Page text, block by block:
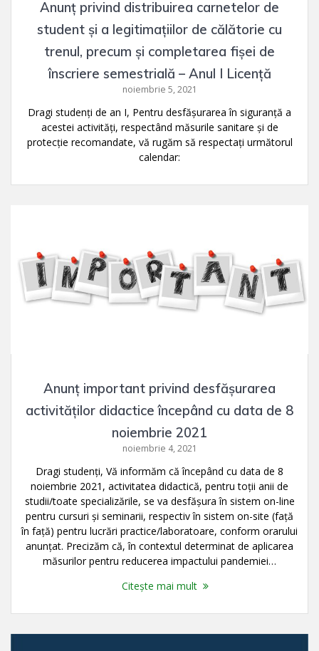
Anunț privind distribuirea carnetelor de
student și a legitimațiilor de călătorie cu
trenul, precum și completarea fișei de
înscriere semestrială – Anul I Licență
noiembrie 5, 2021
Dragi studenți de an I, Pentru desfășurarea în siguranță a
acestei activități, respectând măsurile sanitare și de
protecție recomandate, vă rugăm să respectați următorul
calendar:
Anunț important privind desfășurarea
activităților didactice începând cu data de 8
noiembrie 2021
noiembrie 4, 2021
Dragi studenți, Vă informăm că începând cu data de 8
noiembrie 2021, activitatea didactică, pentru toții anii de
studii/toate specializările, se va desfășura în sistem on-line
pentru cursuri și seminarii, respectiv în sistem on-site (față
în față) pentru lucrări practice/laboratoare, conform orarului
anunțat. Precizăm că, în contextul determinat de aplicarea
măsurilor pentru reducerea impactului pandemiei…
Citește mai mult